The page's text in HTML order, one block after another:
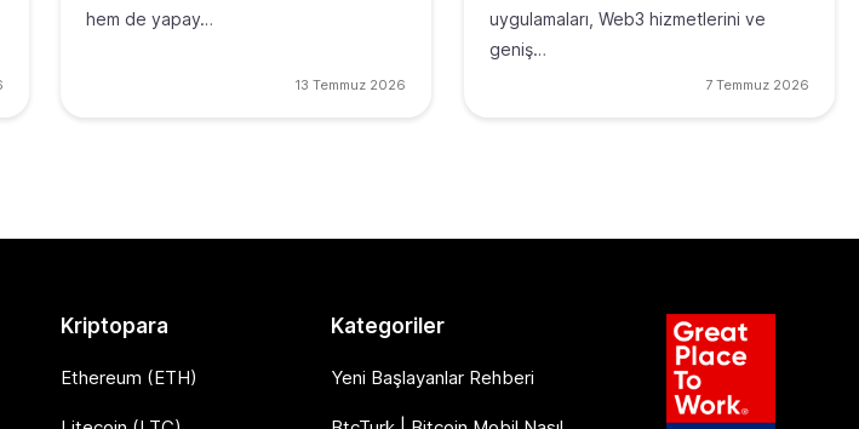
hem de yapay…
13 Temmuz 2026
uygulamaları, Web3 hizmetlerini ve
geniş…
7 Temmuz 2026
Kriptopara
Ethereum (ETH)
Kategoriler
Yeni Başlayanlar Rehberi